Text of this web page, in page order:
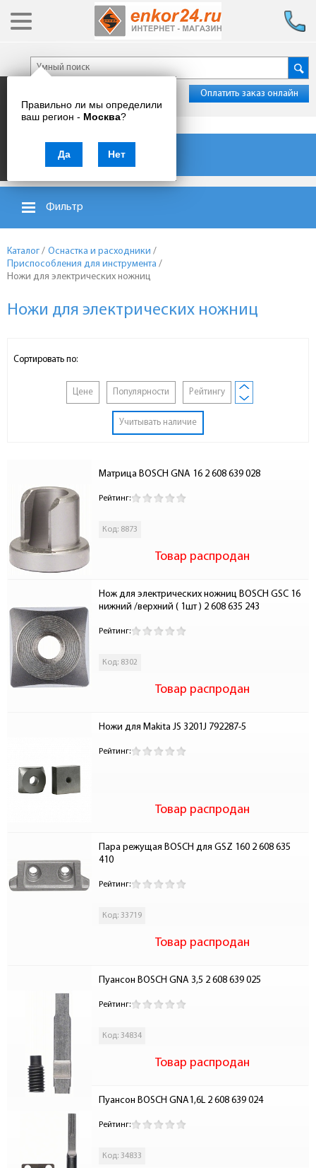
Правильно ли мы определили
ваш регион - Москва?
Да Нет
Оплатить заказ онлайн
Каталог товаров
Фильтр
Каталог / Оснастка и расходники /
Приспособления для инструмента /
Ножи для электрических ножниц
Ножи для электрических ножниц
Сортировать по:
Цене Популярности Рейтингу
Учитывать наличие
Матрица BOSCH GNA 16 2 608 639 028
Рейтинг:
Код: 8873
Товар распродан
Нож для электрических ножниц BOSCH GSC 16
нижний /верхний ( 1шт ) 2 608 635 243
Рейтинг:
Код: 8302
Товар распродан
Ножи для Makita JS 3201J 792287-5
Рейтинг:
Товар распродан
Пара режущая BOSCH для GSZ 160 2 608 635
410
Рейтинг:
Код: 33719
Товар распродан
Пуансон BOSCH GNA 3,5 2 608 639 025
Рейтинг:
Код: 34834
Товар распродан
Пуансон BOSCH GNA1,6L 2 608 639 024
Рейтинг:
Код: 34833